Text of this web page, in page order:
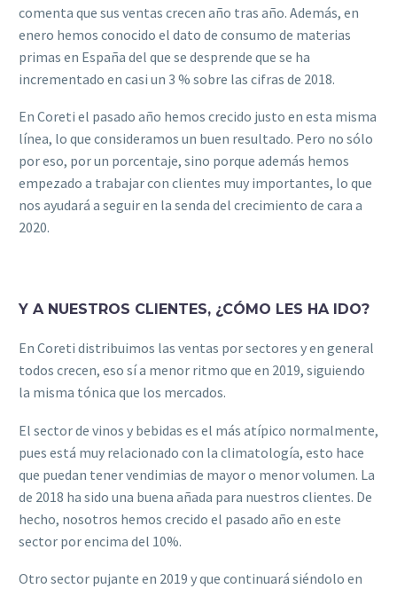
comenta que sus ventas crecen año tras año. Además, en
enero hemos conocido el dato de consumo de materias
primas en España del que se desprende que se ha
incrementado en casi un 3 % sobre las cifras de 2018.
En Coreti el pasado año hemos crecido justo en esta misma
línea, lo que consideramos un buen resultado. Pero no sólo
por eso, por un porcentaje, sino porque además hemos
empezado a trabajar con clientes muy importantes, lo que
nos ayudará a seguir en la senda del crecimiento de cara a
2020.
Y A NUESTROS CLIENTES, ¿CÓMO LES HA IDO?
En Coreti distribuimos las ventas por sectores y en general
todos crecen, eso sí a menor ritmo que en 2019, siguiendo
la misma tónica que los mercados.
El sector de vinos y bebidas es el más atípico normalmente,
pues está muy relacionado con la climatología, esto hace
que puedan tener vendimias de mayor o menor volumen. La
de 2018 ha sido una buena añada para nuestros clientes. De
hecho, nosotros hemos crecido el pasado año en este
sector por encima del 10%.
Otro sector pujante en 2019 y que continuará siéndolo en